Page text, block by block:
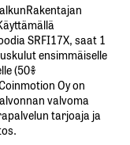
​SRFI17X,​ ​saat​ ​1
​ensimmäiselle​
​(50%​
Oy on
valvoma
tarjoaja ja